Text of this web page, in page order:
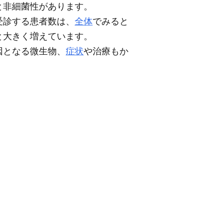
細菌性があります。
診する患者数は、 全体でみると
きく増えています。
なる微生物、 症状や治療もか